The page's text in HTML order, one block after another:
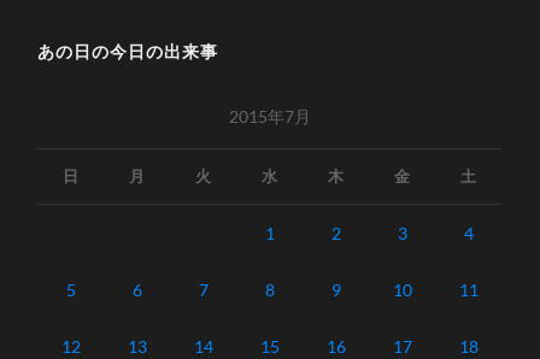
あの日の今日の出来事
2015年7月
日 月 火 水 木 金 土
1 2 3 4
5 6 7 8 9 10 11
12 13 14 15 16 17 18